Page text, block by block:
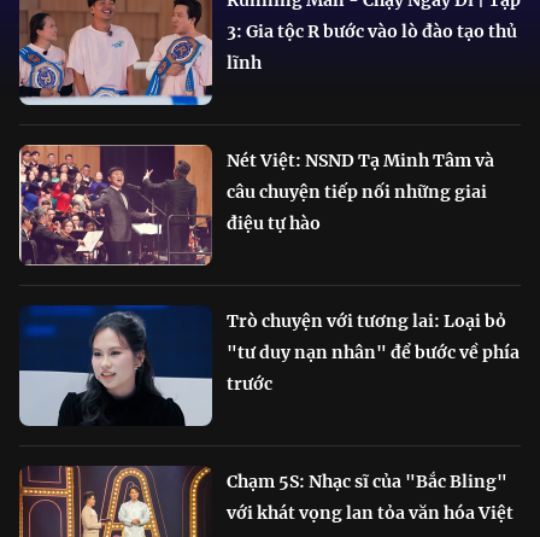
3: Gia tộc R bước vào lò đào tạo thủ
lĩnh
Nét Việt: NSND Tạ Minh Tâm và
câu chuyện tiếp nối những giai
điệu tự hào
Trò chuyện với tương lai: Loại bỏ
"tư duy nạn nhân" để bước về phía
trước
Chạm 5S: Nhạc sĩ của "Bắc Bling"
với khát vọng lan tỏa văn hóa Việt